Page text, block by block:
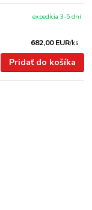
682,00 EUR/ks
expedícia 3-5 dní
Pridať do košíka